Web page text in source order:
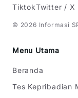
TiktokTwitter / X
© 2026 Informasi
Menu Utama
Beranda
Tes Kepribadian